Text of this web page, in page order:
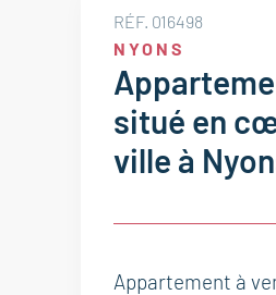
RÉF. 016498
NYONS
situé en
ville à
Appartement à